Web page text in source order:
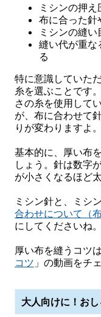
ミシンの押
布に合った針
ミシンの縫
縫い代が重な
る
特に意識していた
糸を選ぶことです
さの糸を使用して
が、布に合わせて
りが変わりますよ。
基本的に、厚い布
しょう。針は数字
が小さくなるほど
ミシン針と、ミシ
合わせについて（
にしてくださいね。
厚い布を縫うコツ
コツ 」の動画をチ
大人向けに！お